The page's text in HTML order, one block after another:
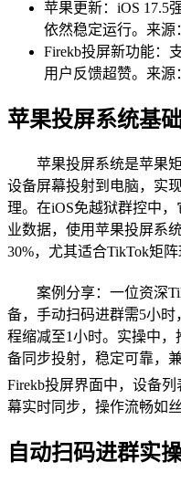
苹果更新：iOS 17.5
依然稳定运行。来源
Firekb投屏新功能：
用户反馈超赞。来源
苹果投屏系统基
苹果投屏系统是苹果
设备屏幕投射到电脑，实
理。在iOS免越狱群控中
业数据，使用苹果投屏系
30%，尤其适合TikTok矩
案例分享：一位资深
备，手动扫码进群需5小
程缩减至1小时。实操中，
备同步投射，稳定可靠，
Firekb投屏界面中，设备
幕实时同步，操作流畅如
自动扫码进群实